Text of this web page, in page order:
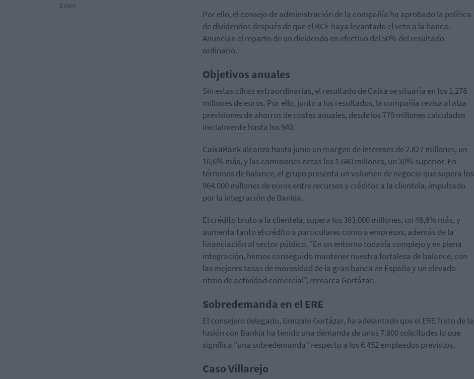
3 min
Por ello, el consejo de administración de la compañía ha aprobado la política
de dividendos después de que el BCE haya levantado el veto a la banca.
Anuncian el reparto de un dividendo en efectivo del 50% del resultado
ordinario.
Objetivos anuales
Sin estas cifras extraordinarias, el resultado de Caixa se situaría en los 1.278
millones de euros. Por ello, junto a los resultados, la compañía revisa al alza
previsiones de ahorros de costes anuales, desde los 770 millones calculados
inicialmente hasta los 940.
CaixaBank alcanza hasta junio un margen de intereses de 2.827 millones, un
16,6% más, y las comisiones netas los 1.640 millones, un 30% superior. En
términos de balance, el grupo presenta un volumen de negocio que supera los
964.000 millones de euros entre recursos y créditos a la clientela, impulsado
por la integración de Bankia.
El crédito bruto a la clientela, supera los 363.000 millones, un 48,8% más, y
aumenta tanto el crédito a particulares como a empresas, además de la
financiación al sector público. "En un entorno todavía complejo y en plena
integración, hemos conseguido mantener nuestra fortaleza de balance, con
las mejores tasas de morosidad de la gran banca en España y un elevado
ritmo de actividad comercial", remarca Gortázar.
Sobredemanda en el ERE
El consejero delegado, Gonzalo Gortázar, ha adelantado que el ERE fruto de la
fusión con Bankia ha tenido una demanda de unas 7.900 solicitudes lo que
significa "una sobredemanda" respecto a los 6.452 empleados previstos.
Caso Villarejo